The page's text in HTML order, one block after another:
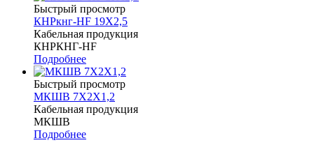
Быстрый просмотр
КНРкнг-HF 19Х2,5
Кабельная продукция
КНРКНГ-HF
Подробнее
Быстрый просмотр
МКШВ 7Х2Х1,2
Кабельная продукция
МКШВ
Подробнее